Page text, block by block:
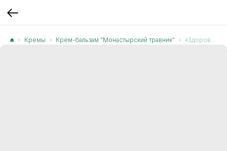
Кремы Крем-бальзам "Монастырский травник" «Здоровые стопы» с лавандой (Крем-бальзам)